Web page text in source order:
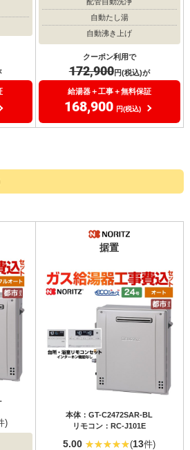
自動たし湯
自動沸き上げ
クーポン利用で
172,900円(税込)が
給湯器＋工事＋無料保証
168,900 円(税込)
)
据置
本体：GT-C2472SAR-BL
リモコン：RC-J101E
5.00 (13件)